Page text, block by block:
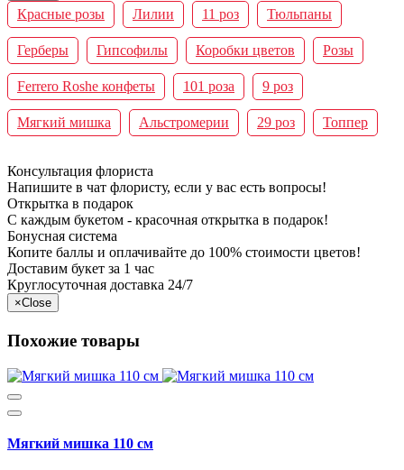
Красные розы Лилии 11 роз Тюльпаны
Герберы Гипсофилы Коробки цветов Розы
Ferrero Roshe конфеты 101 роза 9 роз
Мягкий мишка Альстромерии 29 роз Топпер
Консультация флориста
Напишите в чат флористу, если у вас есть вопросы!
Открытка в подарок
С каждым букетом - красочная открытка в подарок!
Бонусная система
Копите баллы и оплачивайте до 100% стоимости цветов!
Доставим букет за 1 час
Круглосуточная доставка 24/7
×Close
Похожие товары
Мягкий мишка 110 см